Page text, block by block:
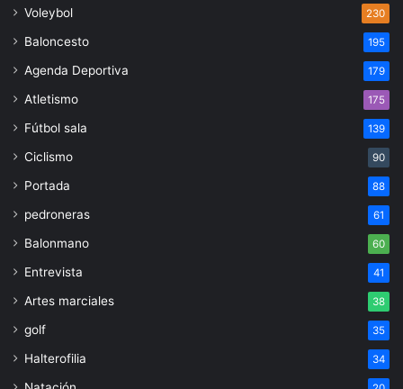
Voleybol 230
Baloncesto 195
Agenda Deportiva 179
Atletismo 175
Fútbol sala 139
Ciclismo 90
Portada 88
pedroneras 61
Balonmano 60
Entrevista 41
Artes marciales 38
golf 35
Halterofilia 34